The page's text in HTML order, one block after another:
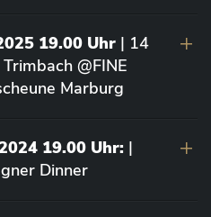
19.00 Uhr | 14
@FINE
Marburg
19.00 Uhr: |
Dinner